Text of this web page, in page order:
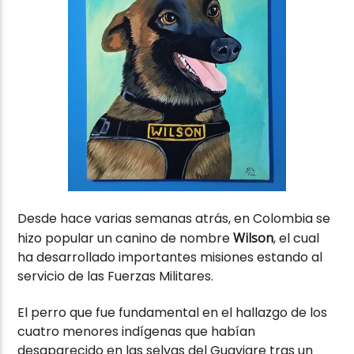
Desde hace varias semanas atrás, en Colombia se
hizo popular un canino de nombreWilson, el cual
ha desarrollado importantes misiones estando al
servicio de las Fuerzas Militares.
El perro que fue fundamental en el hallazgo de los
cuatro menores indígenas que habían